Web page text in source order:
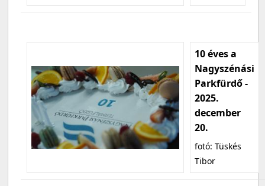
10 éves a
Nagyszénási
Parkfürdő -
2025.
december
20.
fotó: Tüskés
Tibor